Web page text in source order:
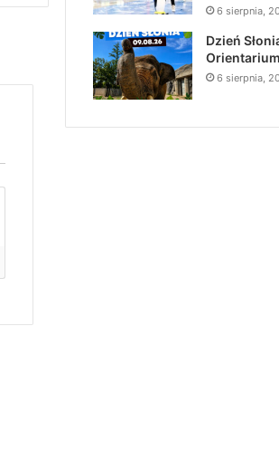
6 sierpnia,
Dzień
6 sierpnia,